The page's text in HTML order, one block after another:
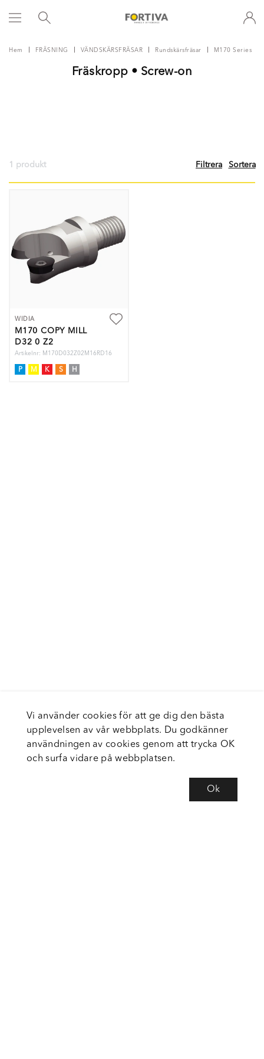
Hem FRÄSNING VÄNDSKÄRSFRÄSAR Rundskärsfräsar M170 Series
Fräskropp • Screw-on
1 produkt Filtrera Sortera
WIDIA
M170 COPY MILL
D32 0 Z2
Artikelnr: M170D032Z02M16RD16
P M K S H
Vi använder cookies för att ge dig den bästa
upplevelsen av vår webbplats. Du godkänner
användningen av cookies genom att trycka OK
och surfa vidare på webbplatsen.
Ok